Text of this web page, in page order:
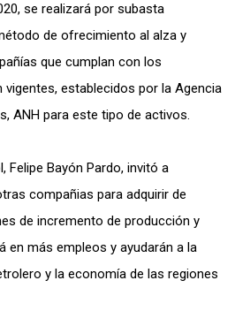
se realizará por subasta
de ofrecimiento al alza y
que cumplan con los
establecidos por la Agencia
ANH para este tipo de activos.
Felipe Bayón Pardo, invitó a
compañias para adquirir de
de incremento de producción y
en más empleos y ayudarán a la
y la economía de las regiones